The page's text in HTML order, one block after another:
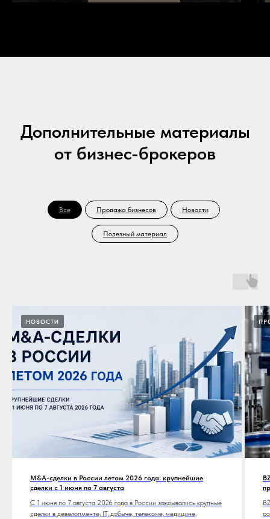
Дополнительные материалы
от бизнес-брокеров
Все Продажа бизнесов Новости
Полезный материал
НОВОСТИ
M&A-сделки в России летом 2026 года: крупнейшие
сделки с 1 июня по 7 августа
С 1 июня по 7 августа 2026 года в России закрывались крупные
сделки в девелопменте, IT, добыче, телекоме, медицине,